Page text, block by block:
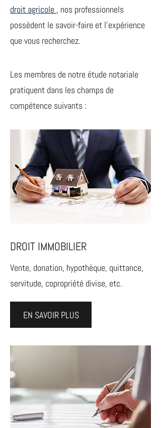
droit agricole , nos professionnels
possèdent le savoir-faire et l’expérience
que vous recherchez.
Les membres de notre étude notariale
pratiquent dans les champs de
compétence suivants :
DROIT IMMOBILIER
Vente, donation, hypothèque, quittance,
servitude, copropriété divise, etc.
EN SAVOIR PLUS